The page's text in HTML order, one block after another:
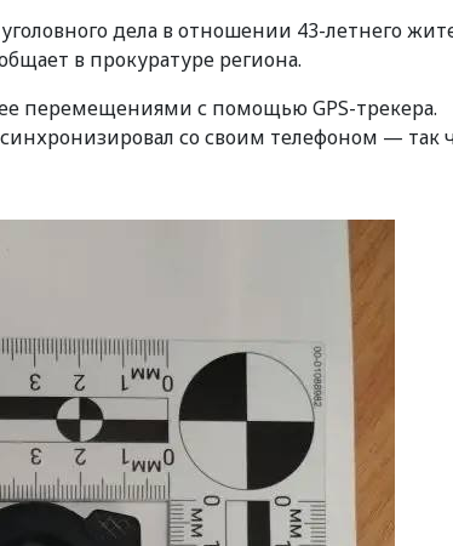
дела в отношении 43-летнего
в прокуратуре региона.
перемещениями с помощью GPS-трекера.
со своим телефоном — так